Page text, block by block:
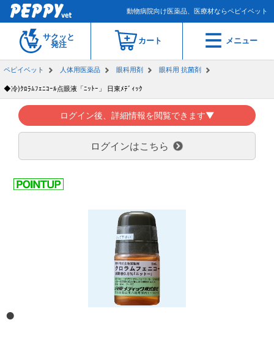
動物病院向け医薬品、医療材ならペピイベット
サクッと
発注
カート メニュー
ペピイベット 人体用医薬品 眼科用剤 眼科用 抗菌剤
◆冷)ｸﾛﾗﾑﾌｪﾆｺｰﾙ点眼液「ﾆｯﾄｰ」 日東ﾒﾃﾞｨｯｸ
ログイン後、詳細情報を閲覧できます▼
ログインはこちら